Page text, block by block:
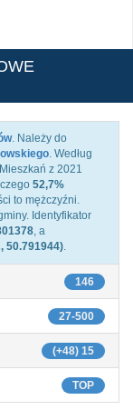
. Należy do
. Według
z 2021
52,7%
to mężczyźni.
Identyfikator
, a
50.791944).
146
27-500
(+48) 15
TOP